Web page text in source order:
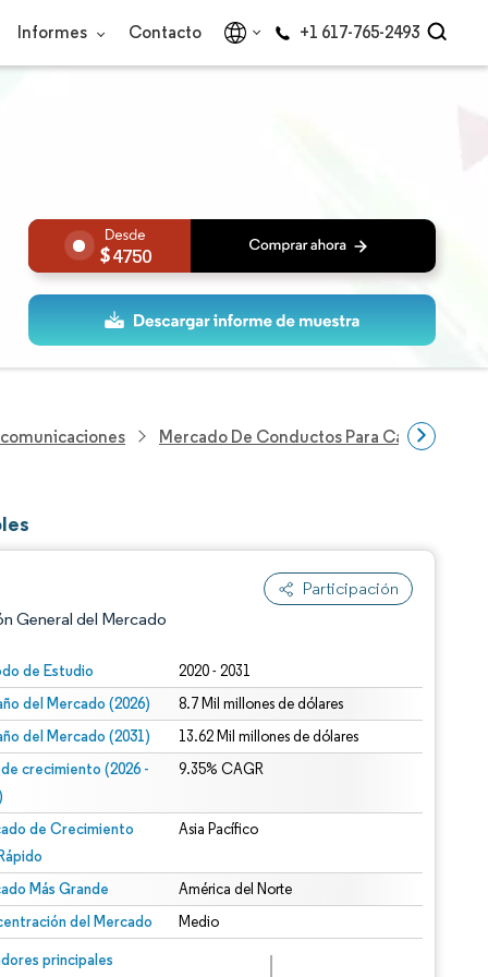
Informes Contacto +1 617-765-2493
4750
Mercado De Conductos Para Cables
Participación
General del Mercado
de Estudio 2020 - 2031
del Mercado (2026) 8.7 Mil millones de dólares
del Mercado (2031) 13.62 Mil millones de dólares
crecimiento (2026 -
9.35% CAGR
de Crecimiento
Asia Pacífico
Más Grande América del Norte
del Mercado Medio
principales
© Mordor Intelligence. El uso requiere atribución según CC BY 4.0.
CC BY 4.0.